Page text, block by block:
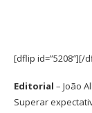
[dflip id=”5208″][/
Editorial – João
Superar